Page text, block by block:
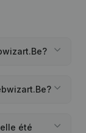
été